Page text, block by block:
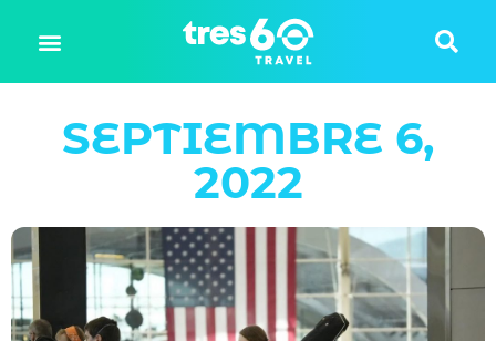
SEPTIEMBRE 6,
2022